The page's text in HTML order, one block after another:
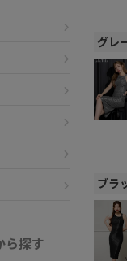
ら探す
グレ
ブラ